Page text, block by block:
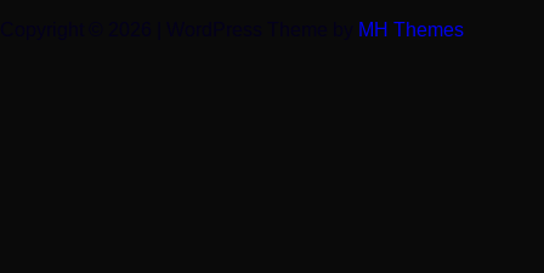
MH Themes